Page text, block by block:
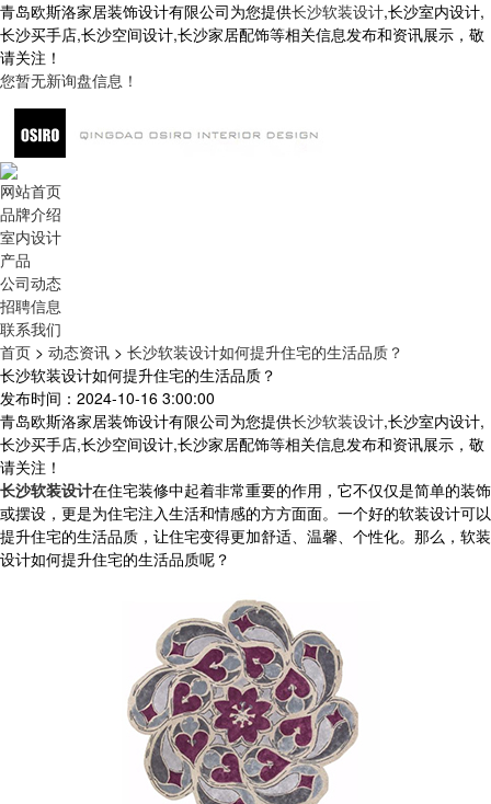
青岛欧斯洛家居装饰设计有限公司为您提供长沙软装设计,长沙室内设计,
长沙买手店,长沙空间设计,长沙家居配饰等相关信息发布和资讯展示，敬
请关注！
您暂无新询盘信息！
网站首页
品牌介绍
室内设计
产品
公司动态
招聘信息
联系我们
首页 > 动态资讯 > 长沙软装设计如何提升住宅的生活品质？
长沙软装设计如何提升住宅的生活品质？
发布时间：2024-10-16 3:00:00
青岛欧斯洛家居装饰设计有限公司为您提供长沙软装设计,长沙室内设计,
长沙买手店,长沙空间设计,长沙家居配饰等相关信息发布和资讯展示，敬
请关注！
长沙软装设计在住宅装修中起着非常重要的作用，它不仅仅是简单的装饰
或摆设，更是为住宅注入生活和情感的方方面面。一个好的软装设计可以
提升住宅的生活品质，让住宅变得更加舒适、温馨、个性化。那么，软装
设计如何提升住宅的生活品质呢？